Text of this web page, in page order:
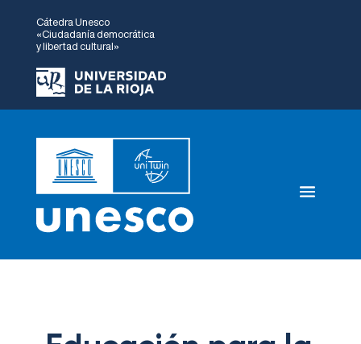
Cátedra Unesco
«Ciudadanía democrática
y libertad cultural»